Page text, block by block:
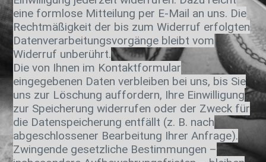
eine formlose Mitteilung per E-Mail an uns. Die
Rechtmäßigkeit der bis zum Widerruf erfolgten
Datenverarbeitungsvorgänge bleibt vom
Widerruf unberührt.
Die von Ihnen im Kontaktformular
eingegebenen Daten verbleiben bei uns, bis Sie
uns zur Löschung auffordern, Ihre Einwilligung
zur Speicherung widerrufen oder der Zweck für
die Datenspeicherung entfällt (z. B. nach
abgeschlossener Bearbeitung Ihrer Anfrage).
Zwingende gesetzliche Bestimmungen –